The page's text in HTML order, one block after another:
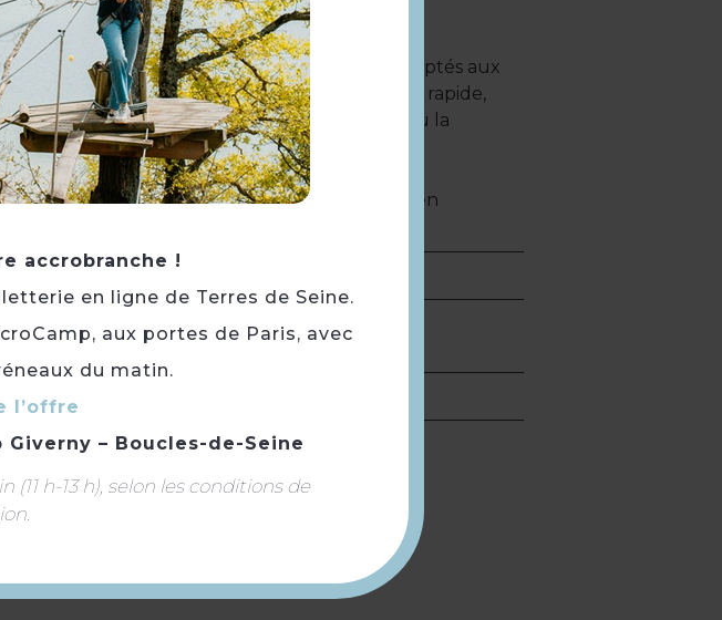
ou bœuf au fromage.
une sélection de menus complets, adaptés aux
dîners en famille ou entre amis. Le service est rapide,
passées en ligne pour la vente à emporter ou la
une cuisine japonaise accessible et bien
...
accrobranche !
en ligne de Terres de Seine.
aux portes de Paris, avec
du matin.
l’offre
Giverny – Boucles-de-Seine
h-13 h), selon les conditions de